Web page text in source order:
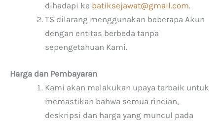
dihadapi ke batiksejawat@gmail.com.
TS dilarang menggunakan beberapa Akun
dengan entitas berbeda tanpa
sepengetahuan Kami.
Harga dan Pembayaran
Kami akan melakukan upaya terbaik untuk
memastikan bahwa semua rincian,
deskripsi dan harga yang muncul pada